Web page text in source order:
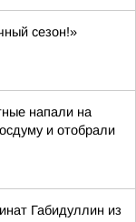
сезон!»
напали на
и отобрали
Габидуллин из